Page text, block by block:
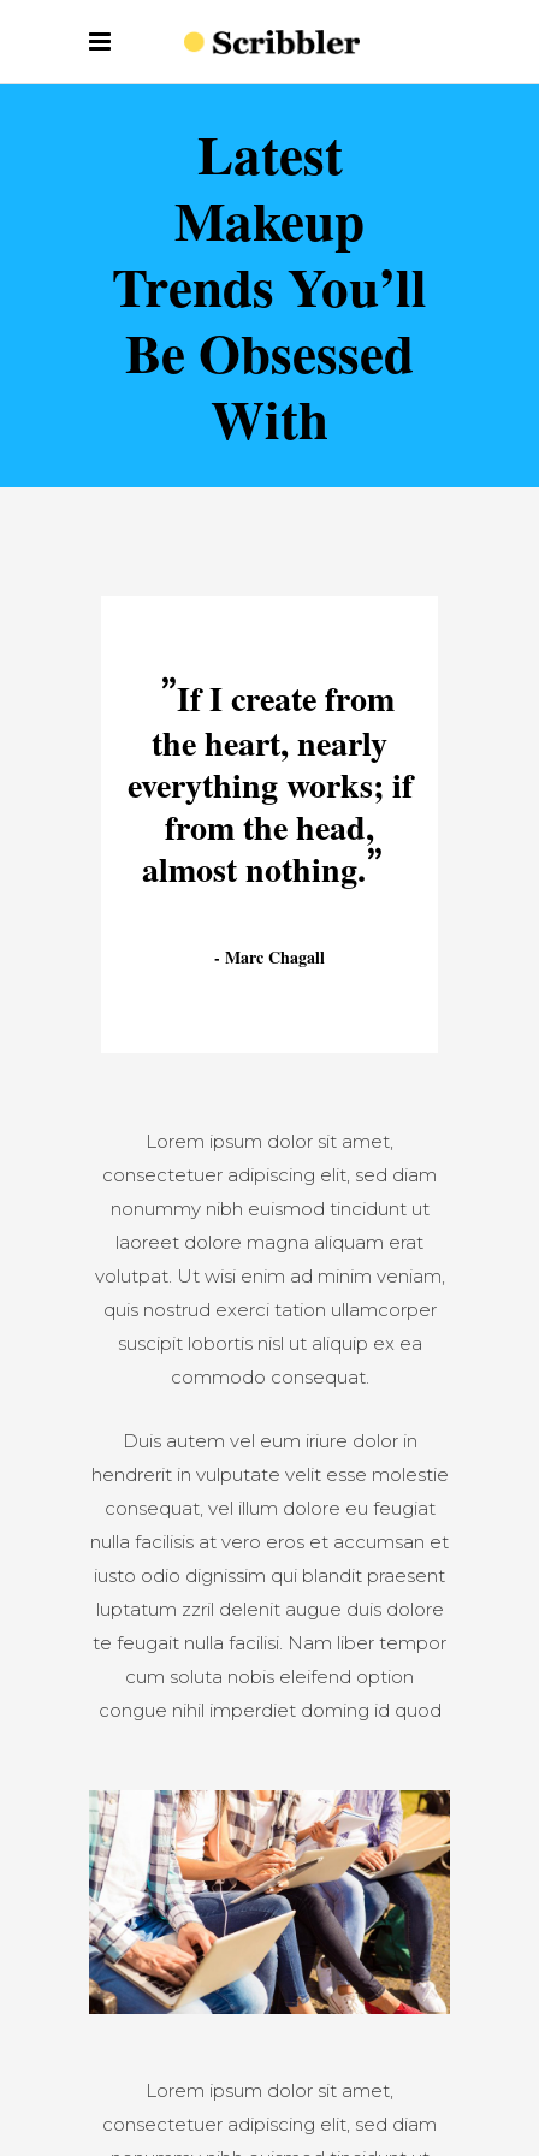
Latest
Makeup
Trends You’ll
Be Obsessed
With
If I create from
the heart, nearly
everything works; if
from the head,
almost nothing.
Marc Chagall
Lorem ipsum dolor sit amet,
consectetuer adipiscing elit, sed diam
nonummy nibh euismod tincidunt ut
laoreet dolore magna aliquam erat
volutpat. Ut wisi enim ad minim veniam,
quis nostrud exerci tation ullamcorper
suscipit lobortis nisl ut aliquip ex ea
commodo consequat.
Duis autem vel eum iriure dolor in
hendrerit in vulputate velit esse molestie
consequat, vel illum dolore eu feugiat
nulla facilisis at vero eros et accumsan et
iusto odio dignissim qui blandit praesent
luptatum zzril delenit augue duis dolore
te feugait nulla facilisi. Nam liber tempor
cum soluta nobis eleifend option
congue nihil imperdiet doming id quod
Lorem ipsum dolor sit amet,
consectetuer adipiscing elit, sed diam